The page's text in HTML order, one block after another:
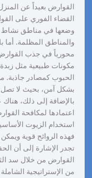
القوارض بعيداً عن
القضاء الفوري على
وضعها في مناطق نشاط
والمناطق المظلمة. أما
محورياً في جذب
مكونات طبيعية مثل زبدة
الحبوب كمصادر جاذبة.
بشكل آمن، بحيث لا تصل
بالإضافة إلى ذلك،
اعتمادها لمكافحة
استخدام الزيوت
فهذه الروائح قوية
تجدر الإشارة إلى أن
القوارض من خلال سد
من الإستراتيجية